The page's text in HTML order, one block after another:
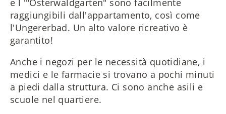
raggiungibili dall'appartamento, così come
l'Ungererbad. Un alto valore ricreativo è
garantito!
Anche i negozi per le necessità quotidiane, i
medici e le farmacie si trovano a pochi minuti
a piedi dalla struttura. Ci sono anche asili e
scuole nel quartiere.